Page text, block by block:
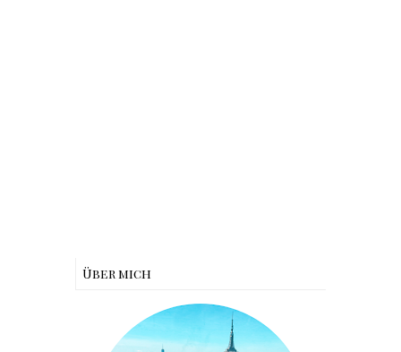
Über mich